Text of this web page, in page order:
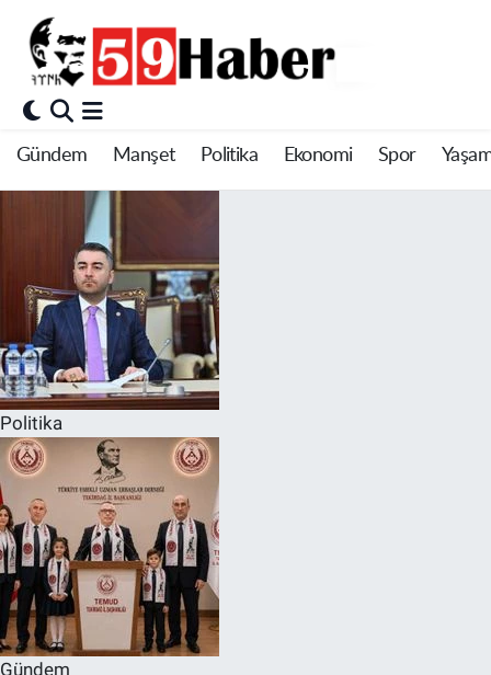
Gündem Manşet Politika Ekonomi Spor
Politika
Gündem